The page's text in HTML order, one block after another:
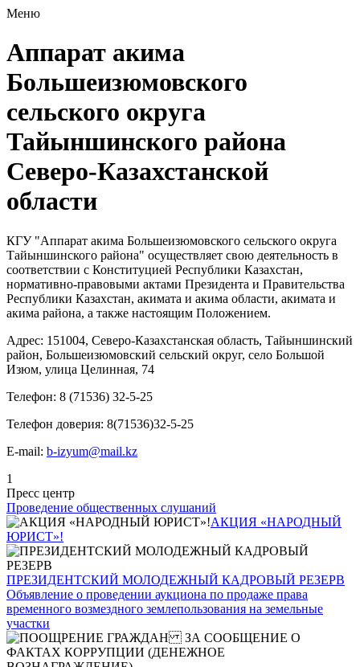
Меню
Аппарат акима
Большеизюмовского
сельского округа
Тайыншинского района
Северо-Казахстанской
области
КГУ "Аппарат акима Большеизюмовского сельского округа
Тайыншинского района" осуществляет свою деятельность в
соответствии с Конституцией Республики Казахстан,
нормативно-правовыми актами Президента и Правительства
Республики Казахстан, акимата и акима области, акимата и
акима района, а также настоящим Положением.
Адрес: 151004, Северо-Казахстанская область, Тайыншинский
район, Большеизюмовский сельский округ, село Большой
Изюм, улица Целинная, 74
Телефон: 8 (71536) 32-5-25
Телефон доверия: 8(71536)32-5-25
E-mail: b-izyum@mail.kz
1
Пресс центр
Проведение общественных слушаний
АКЦИЯ «НАРОДНЫЙ
ЮРИСТ»!
ПРЕЗИДЕНТСКИЙ МОЛОДЕЖНЫЙ КАДРОВЫЙ РЕЗЕРВ
Объявление о проведении аукциона по продаже права
временного возмездного землепользования на земельные
участки